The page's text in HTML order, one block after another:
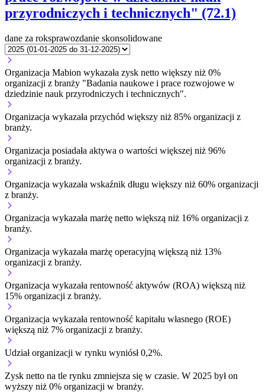
przyrodniczych i technicznych" (72.1)
dane za roksprawozdanie skonsolidowane
Organizacja Mabion wykazała zysk netto większy niż 0%
organizacji z branży "Badania naukowe i prace rozwojowe w
dziedzinie nauk przyrodniczych i technicznych".
Organizacja wykazała przychód większy niż 85% organizacji z
branży.
Organizacja posiadała aktywa o wartości większej niż 96%
organizacji z branży.
Organizacja wykazała wskaźnik długu większy niż 60% organizacji
z branży.
Organizacja wykazała marżę netto większą niż 16% organizacji z
branży.
Organizacja wykazała marżę operacyjną większą niż 13%
organizacji z branży.
Organizacja wykazała rentowność aktywów (ROA) większą niż
15% organizacji z branży.
Organizacja wykazała rentowność kapitału własnego (ROE)
większą niż 7% organizacji z branży.
Udział organizacji w rynku wyniósł 0,2%.
Zysk netto na tle rynku zmniejsza się w czasie. W 2025 był on
wyższy niż 0% organizacji w branży.